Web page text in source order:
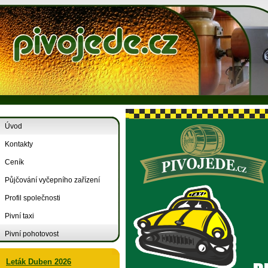
Úvod
Kontakty
Ceník
Půjčování vyčepního zařízení
Profil společnosti
Pivní taxi
Pivní pohotovost
Leták Duben 2026